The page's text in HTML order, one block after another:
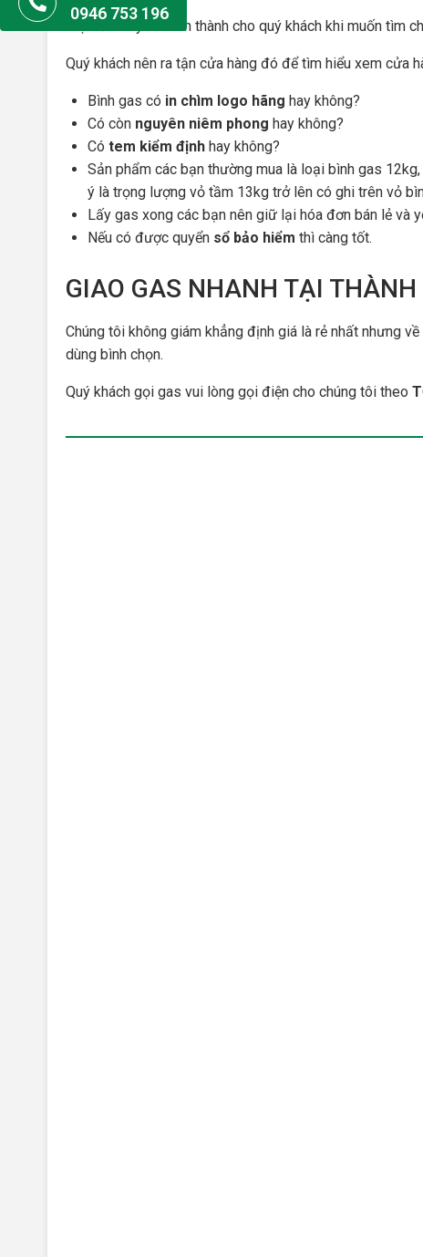
Một lời khuyên chân thành cho quý khách khi muốn tìm
Quý khách nên ra tận cửa hàng đó để tìm hiểu xem cửa
Bình gas có in chìm logo hãng hay không?
Có còn nguyên niêm phong hay không?
Có tem kiểm định hay không?
Sản phẩm các bạn thường mua là loại bình gas
ý là trọng lượng vỏ tầm 13kg trở lên có ghi trên vỏ
Lấy gas xong các bạn nên giữ lại hóa đơn bán lẻ và
Nếu có được quyển sổ bảo hiểm thì càng tốt.
GIAO GAS NHANH TẠI
Chúng tôi không giám khẳng định giá là rẻ nhất nhưng
dùng bình chọn.
Quý khách gọi gas vui lòng gọi điện cho chúng tôi theo
0946 753 196